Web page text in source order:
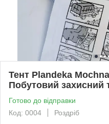
Тент Plandeka
Побутовий захисний
Готово до відправки
Код: 0004
Роздріб